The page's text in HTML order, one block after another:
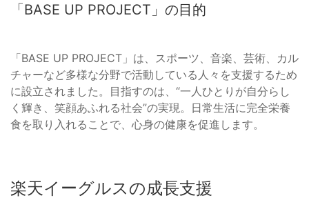
「BASE UP PROJECT」の目的
「BASE UP PROJECT」は、スポーツ、音楽、芸術、カル
チャーなど多様な分野で活動している人々を支援するため
に設立されました。目指すのは、“一人ひとりが自分らし
く輝き、笑顔あふれる社会”の実現。日常生活に完全栄養
食を取り入れることで、心身の健康を促進します。
楽天イーグルスの成長支援